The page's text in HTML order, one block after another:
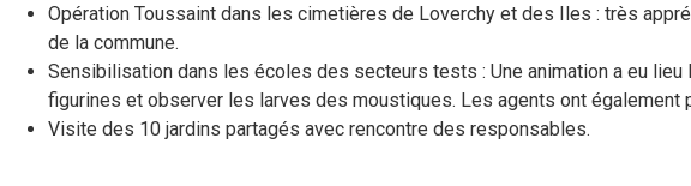
Opération Toussaint dans les cimetières de Loverchy et des Iles : très
de la commune.
Sensibilisation dans les écoles des secteurs tests : Une animation a eu
figurines et observer les larves des moustiques. Les agents ont
Visite des 10 jardins partagés avec rencontre des responsables.